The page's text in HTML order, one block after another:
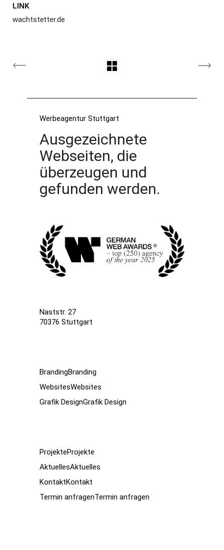
LINK
wachtstetter.de
Werbeagentur Stuttgart
Ausgezeichnete
Webseiten, die
überzeugen und
gefunden werden.
Naststr. 27
70376 Stuttgart
BrandingBranding
WebsitesWebsites
Grafik DesignGrafik Design
ProjekteProjekte
AktuellesAktuelles
KontaktKontakt
Termin anfragenTermin anfragen